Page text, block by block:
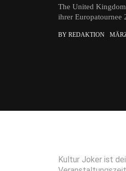
The United
ihrer Europatournee
BY REDAKTION
Kultur Joker ist